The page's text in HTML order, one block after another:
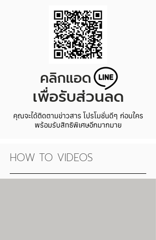
สังเคราะห์จากนํ้ามันธรรมชาติ
สามารถสัมผัสหรือปนเปื้นอาหารได้โดยตรง
โดยที่ไม่เป็นอันตรายต่อผู้บริโภค
คลิกแอด
เพื่อรับส่วนลด
คุณจะได้ติดตามข่าวสาร โปรโมชั่นดีๆ ก่อนใคร
พร้อมรับสิทธิพิเศษอีกมากมาย
HOW TO VIDEOS